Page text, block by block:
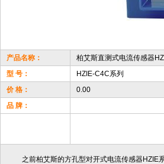
产品名称：
柏艾斯直测式电流传感器
型 号：
HZIE-C4C系列
价 格：
0.00
品 牌：
之前柏艾斯的方孔型对开式电流传感器